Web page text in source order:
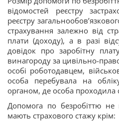
відомостей реєстру
реєстру
страхування залежно від
плати (доходу), а в разі
довідок про заробітну
винагороду за цивільно-
особі роботодавцем,
особа перебувала на
органом, де особа проходила
Допомога по безробіттю не
мають страхового стажу крім: